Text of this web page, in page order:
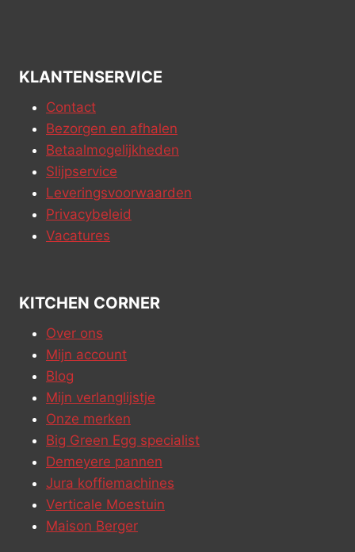
KLANTENSERVICE
Contact
Bezorgen en afhalen
Betaalmogelijkheden
Slijpservice
Leveringsvoorwaarden
Privacybeleid
Vacatures
KITCHEN CORNER
Over ons
Mijn account
Blog
Mijn verlanglijstje
Onze merken
Big Green Egg specialist
Demeyere pannen
Jura koffiemachines
Verticale Moestuin
Maison Berger